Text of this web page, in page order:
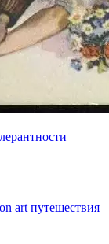
art путешествия